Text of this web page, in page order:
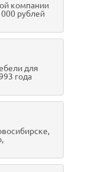
компании
рублей
для
года